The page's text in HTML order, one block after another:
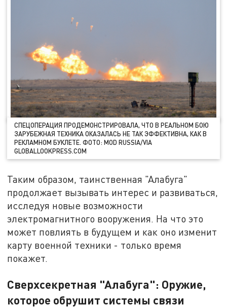
СПЕЦОПЕРАЦИЯ ПРОДЕМОНСТРИРОВАЛА, ЧТО В РЕАЛЬНОМ БОЮ
ЗАРУБЕЖНАЯ ТЕХНИКА ОКАЗАЛАСЬ НЕ ТАК ЭФФЕКТИВНА, КАК В
РЕКЛАМНОМ БУКЛЕТЕ. ФОТО: MOD RUSSIA/VIA
GLOBALLOOKPRESS.COM
Таким образом, таинственная "Алабуга"
продолжает вызывать интерес и развиваться,
исследуя новые возможности
электромагнитного вооружения. На что это
может повлиять в будущем и как оно изменит
карту военной техники - только время
покажет.
Сверхсекретная "Алабуга": Оружие,
которое обрушит системы связи